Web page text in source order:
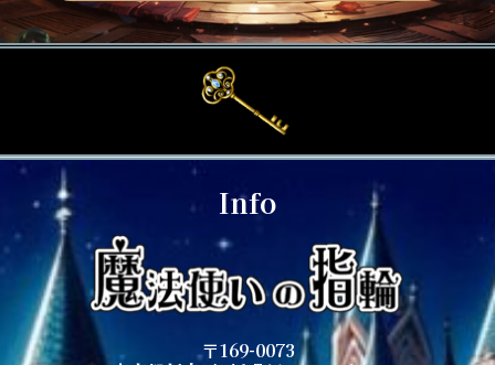
Info
〒169-0073